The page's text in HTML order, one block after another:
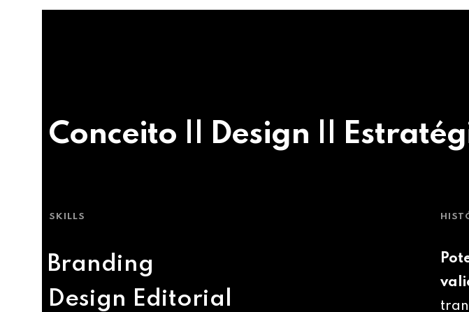
Conceito || Design ||
SKILLS
Branding
Design Editorial